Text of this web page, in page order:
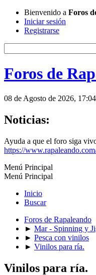
Bienvenido a Foros
Iniciar sesión
Registrarse
Foros de
08 de Agosto de 2026,
Noticias:
Ayuda a que el foro siga
https://
Menú Principal
Menú Principal
Inicio
Buscar
Foros de Rapaleando
► Mar - Spinning y
► Pesca con vinilos
► Vinilos para ría.
Vinilos para ría.